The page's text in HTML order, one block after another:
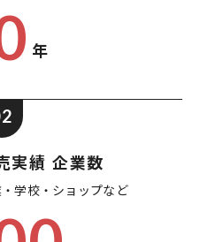
年
実績 企業数
学校・ショップなど